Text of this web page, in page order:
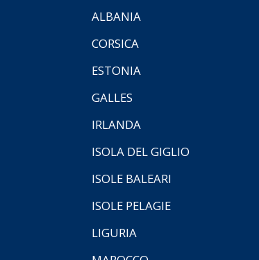
ALBANIA
CORSICA
ESTONIA
GALLES
IRLANDA
ISOLA DEL GIGLIO
ISOLE BALEARI
ISOLE PELAGIE
LIGURIA